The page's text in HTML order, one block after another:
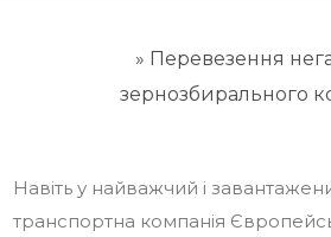
» Перевезення
зернозбирального
Навіть у найважчий і
транспортна компанія